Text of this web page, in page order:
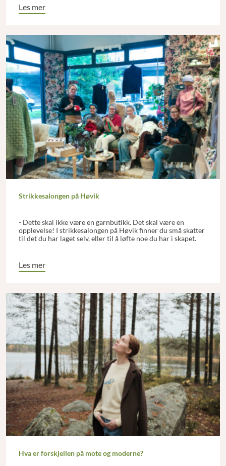
Les mer
Strikkesalongen på Høvik
- Dette skal ikke være en garnbutikk. Det skal være en
opplevelse! I strikkesalongen på Høvik finner du små skatter
til det du har laget selv, eller til å løfte noe du har i skapet.
Les mer
Hva er forskjellen på mote og moderne?